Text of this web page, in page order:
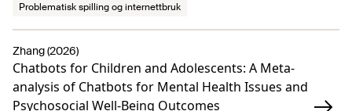
Problematisk spilling og internettbruk
Chatbots for Children and Adolescents: A Meta-
analysis of Chatbots for Mental Health Issues and
Psychosocial Well-Being Outcomes
Zhang (2026)